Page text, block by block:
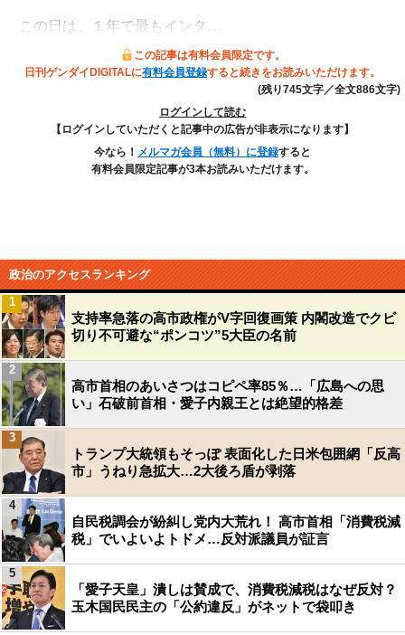
この日は、１年で最もインタ…
この記事は有料会員限定です。
日刊ゲンダイDIGITALに有料会員登録すると続きをお読みいただけます。
(残り745文字／全文886文字)
ログインして読む
【ログインしていただくと記事中の広告が非表示になります】
今なら！ メルマガ会員（無料）に登録すると
有料会員限定記事が3本お読みいただけます。
政治のアクセスランキング
支持率急落の高市政権がV字回復画策 内閣改造でクビ
切り不可避な“ポンコツ”5大臣の名前
1
高市首相のあいさつはコピペ率85％…「広島への思
い」石破前首相・愛子内親王とは絶望的格差
2
トランプ大統領もそっぽ 表面化した日米包囲網「反高
市」うねり急拡大…2大後ろ盾が剥落
3
自民税調会が紛糾し党内大荒れ！ 高市首相「消費税減
税」でいよいよトドメ…反対派議員が証言
4
「愛子天皇」潰しは賛成で、消費税減税はなぜ反対？
玉木国民民主の「公約違反」がネットで袋叩き
5